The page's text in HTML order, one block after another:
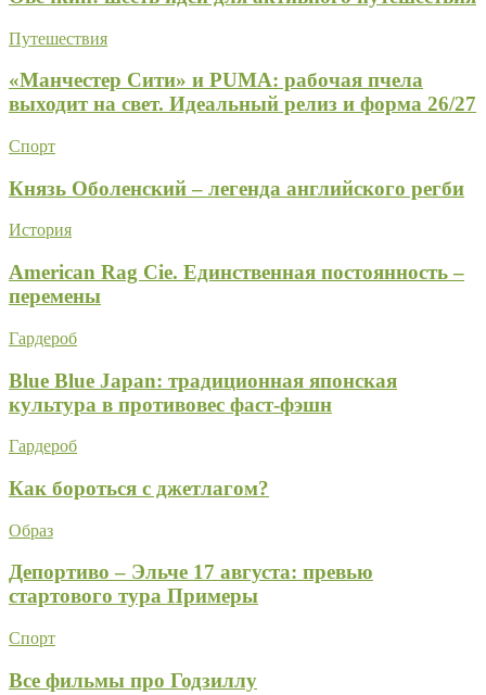
Путешествия
«Манчестер Сити» и PUMA: рабочая пчела
выходит на свет. Идеальный релиз и форма 26/27
Спорт
Князь Оболенский – легенда английского регби
История
American Rag Cie. Единственная постоянность –
перемены
Гардероб
Blue Blue Japan: традиционная японская
культура в противовес фаст-фэшн
Гардероб
Как бороться с джетлагом?
Образ
Депортиво – Эльче 17 августа: превью
стартового тура Примеры
Спорт
Все фильмы про Годзиллу